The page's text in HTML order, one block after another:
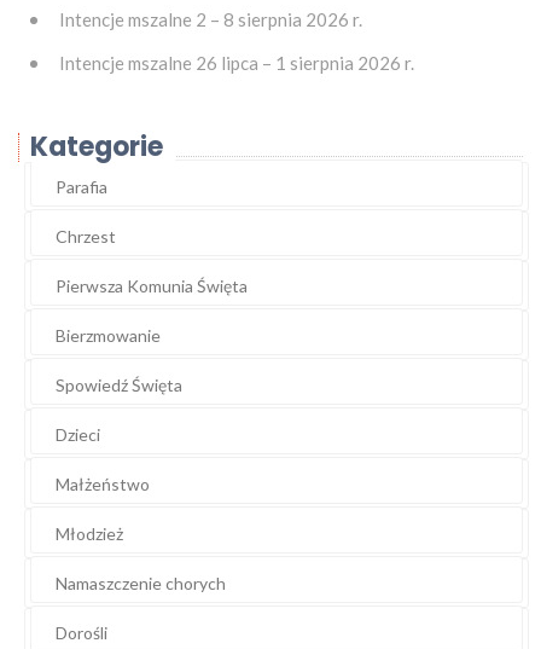
Intencje mszalne 2 – 8 sierpnia 2026 r.
Intencje mszalne 26 lipca – 1 sierpnia 2026 r.
Kategorie
Parafia
Chrzest
Pierwsza Komunia Święta
Bierzmowanie
Spowiedź Święta
Dzieci
Małżeństwo
Młodzież
Namaszczenie chorych
Dorośli